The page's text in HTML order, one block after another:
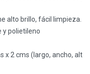
alto brillo, fácil limpieza.
y polietileno
x 2 cms (largo, ancho, alt